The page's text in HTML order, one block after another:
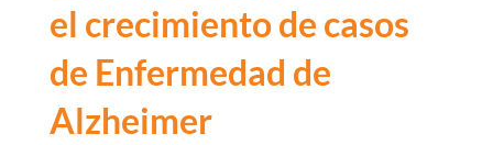
el crecimiento de casos
de Enfermedad de
Alzheimer